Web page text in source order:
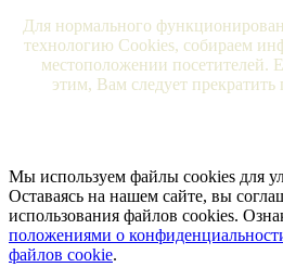
Для нормального
технологию Cookies, собираем
местоположении посетителей.
этим, Вам следует прекратить
Мы используем файлы cookies для
Оставаясь на нашем сайте, вы
использования файлов cookies.
положениями о
файлов cookie.